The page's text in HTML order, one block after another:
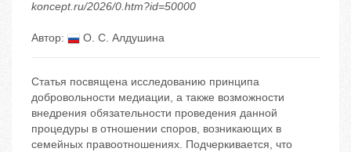
koncept.ru/2026/0.htm?id=50000
Автор: О. С. Алдушина
Статья посвящена исследованию принципа
добровольности медиации, а также возможности
внедрения обязательности проведения данной
процедуры в отношении споров, возникающих в
семейных правоотношениях. Подчеркивается, что